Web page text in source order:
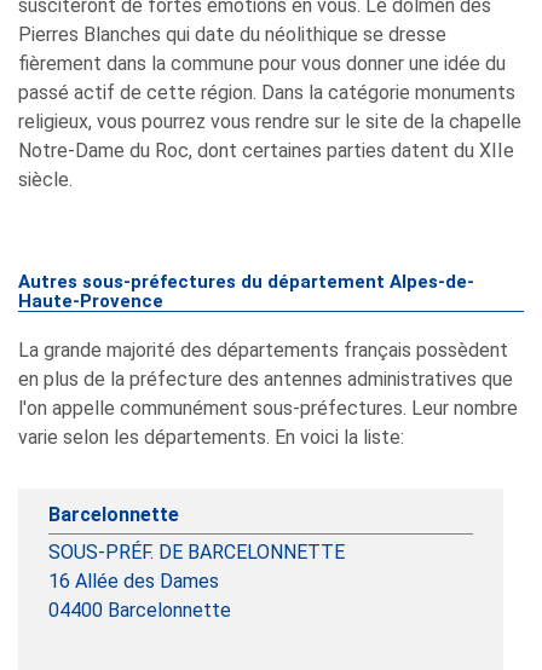
susciteront de fortes émotions en vous. Le dolmen des
Pierres Blanches qui date du néolithique se dresse
fièrement dans la commune pour vous donner une idée du
passé actif de cette région. Dans la catégorie monuments
religieux, vous pourrez vous rendre sur le site de la chapelle
Notre-Dame du Roc, dont certaines parties datent du XIIe
siècle.
Autres sous-préfectures du département Alpes-de-
Haute-Provence
La grande majorité des départements français possèdent
en plus de la préfecture des antennes administratives que
l'on appelle communément sous-préfectures. Leur nombre
varie selon les départements. En voici la liste:
Barcelonnette
SOUS-PRÉF. DE BARCELONNETTE
16 Allée des Dames
04400 Barcelonnette